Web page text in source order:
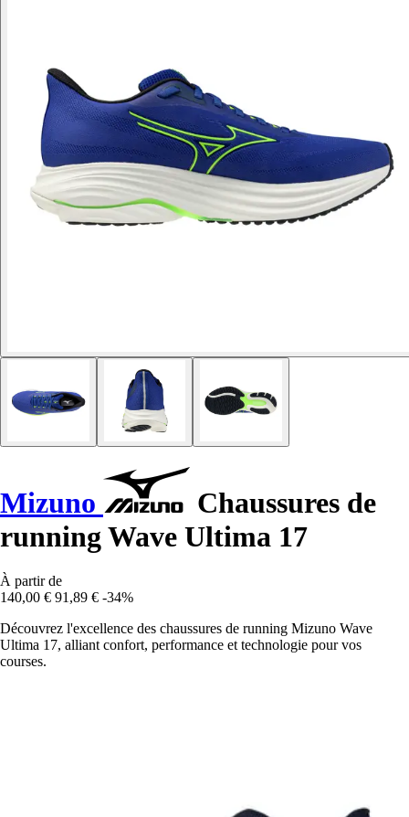
Mizuno
Chaussures de
running Wave Ultima 17
À partir de
140,00 € 91,89 € -34%
Découvrez l'excellence des chaussures de running Mizuno Wave
Ultima 17, alliant confort, performance et technologie pour vos
courses.